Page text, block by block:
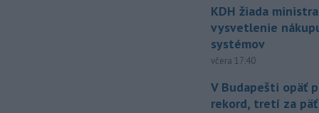
KDH žiada
vysvetlenie
systémov
včera 17:40
V Budapešti opäť
rekord, tretí za